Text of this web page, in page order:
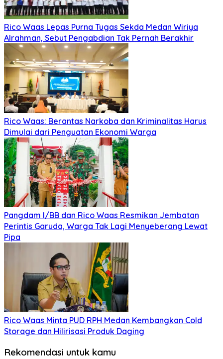
Rico Waas Lepas Purna Tugas Sekda Medan Wiriya
Alrahman, Sebut Pengabdian Tak Pernah Berakhir
Rico Waas: Berantas Narkoba dan Kriminalitas Harus
Dimulai dari Penguatan Ekonomi Warga
Pangdam I/BB dan Rico Waas Resmikan Jembatan
Perintis Garuda, Warga Tak Lagi Menyeberang Lewat
Pipa
Rico Waas Minta PUD RPH Medan Kembangkan Cold
Storage dan Hilirisasi Produk Daging
Rekomendasi untuk kamu